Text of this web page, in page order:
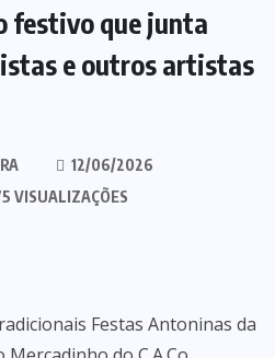
festivo que junta
e outros artistas
12/06/2026
VISUALIZAÇÕES
Festas Antoninas da